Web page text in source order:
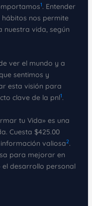
1. Entender
nos permite
nuestra vida, según
ver el mundo y a
sentimos y
esta visión para
clave de la pnl1.
tu Vida» es una
Cuesta $425.00
valiosa2.
para mejorar en
el desarrollo personal